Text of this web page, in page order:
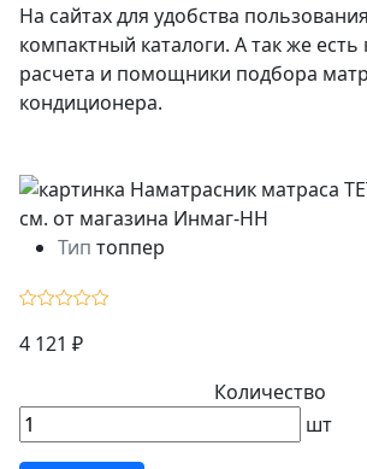
На сайтах для удобства
компактный каталоги. А так же есть
расчета и помощники подбора
кондиционера.
Тип топпер
4 121 ₽
Количество
шт